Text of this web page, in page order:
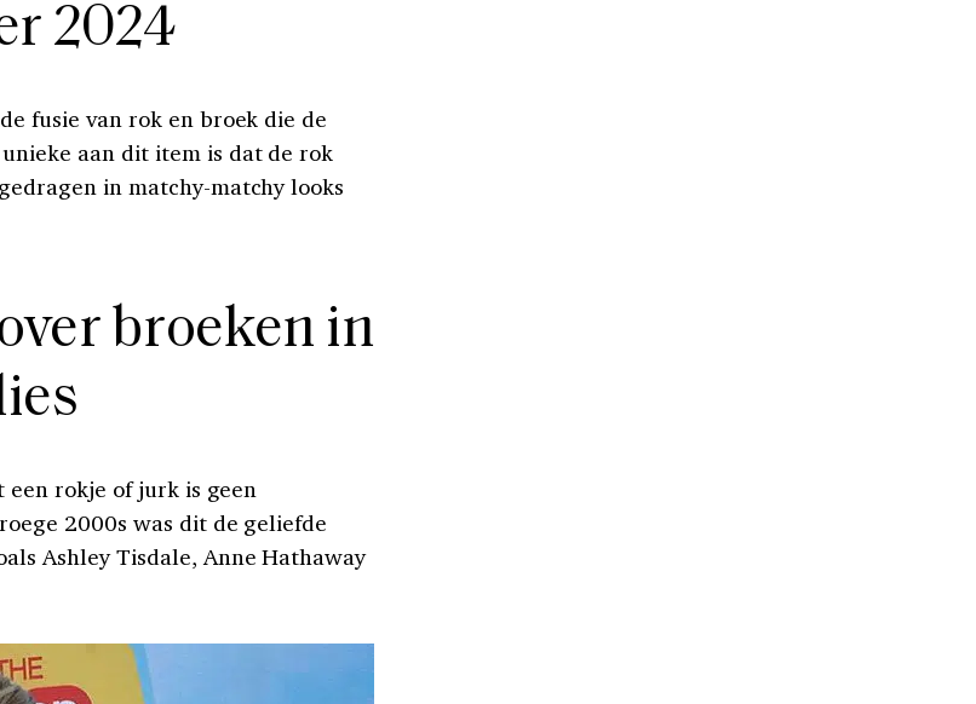
2024
fusie van rok en broek die de
aan dit item is dat de rok
in matchy-matchy looks
broeken in
een rokje of jurk is geen
2000s was dit de geliefde
Ashley Tisdale, Anne Hathaway